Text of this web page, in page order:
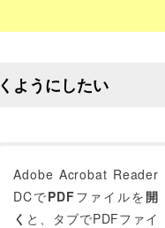
ようにしたい
Adobe Acrobat Reader
DCでPDFファイルを 開
く と、タブでPDFファイ